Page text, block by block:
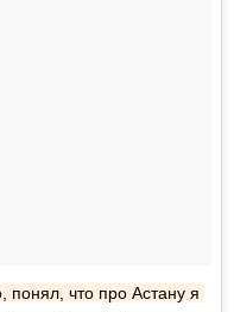
понял, что про Астану я